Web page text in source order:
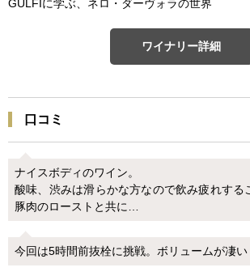
GULFIに学ぶ、ネロ・ダーヴォラの世界
ワイナリー詳細
口コミ
ナイスボディのワイン。
酸味、渋みは滑らかな方なので飲み疲れする
豚肉のローストと共に…
今回は5時間前抜栓に挑戦。ボリュームが凄い